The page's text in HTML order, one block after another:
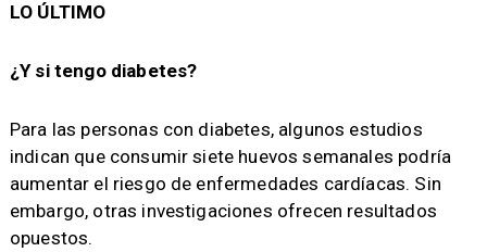
LO ÚLTIMO
¿Y si tengo diabetes?
Para las personas con diabetes, algunos estudios
indican que consumir siete huevos semanales podría
aumentar el riesgo de enfermedades cardíacas. Sin
embargo, otras investigaciones ofrecen resultados
opuestos.